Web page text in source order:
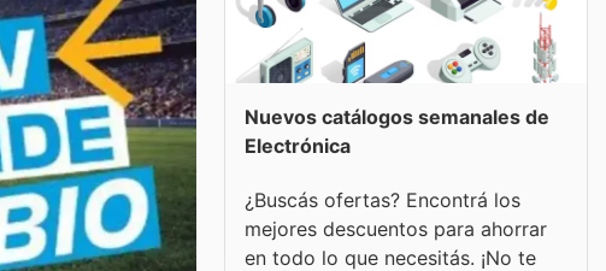
Nuevos catálogos semanales de
Electrónica
¿Buscás ofertas? Encontrá los
mejores descuentos para ahorrar
en todo lo que necesitás. ¡No te